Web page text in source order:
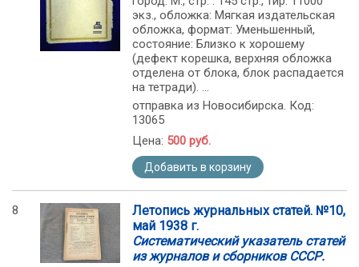
экз., обложка: Мягкая издательская
обложка, формат: Уменьшенный,
состояние: Близко к хорошему
(дефект корешка, верхняя обложка
отделена от блока, блок распадается
на тетради). ...
отправка из Новосибирска. Код:
13065
Цена: 500 руб.
Добавить в корзину
8
Летопись журнальных статей. №10,
май 1938 г.
Систематический указатель статей
из журналов и сборников СССР.